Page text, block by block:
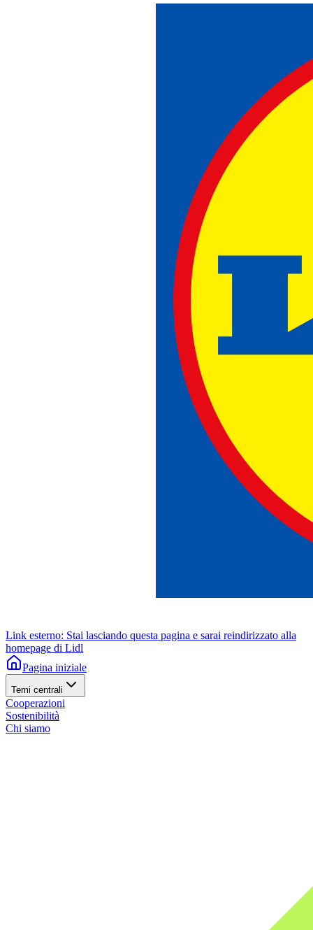
Link esterno: Stai lasciando questa pagina e sarai reindirizzato alla
homepage di Lidl
Pagina iniziale
Temi centrali
Cooperazioni
Sostenibilità
Chi siamo